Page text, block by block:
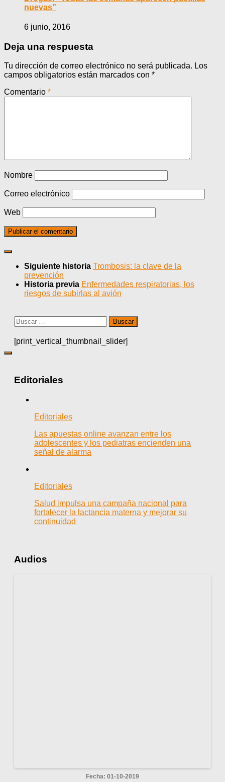
nuevas”
6 junio, 2016
Deja una respuesta
Tu dirección de correo electrónico no será publicada. Los
campos obligatorios están marcados con *
Comentario *
Nombre
Correo electrónico
Web
Siguiente historia Trombosis: la clave de la
prevención
Historia previa Enfermedades respiratorias, los
riesgos de subirlas al avión
Buscar:
[print_vertical_thumbnail_slider]
Editoriales
Editoriales
Las apuestas online avanzan entre los
adolescentes y los pediatras encienden una
señal de alarma
Editoriales
Salud impulsa una campaña nacional para
fortalecer la lactancia materna y mejorar su
continuidad
Audios
Fecha: 01-10-2019